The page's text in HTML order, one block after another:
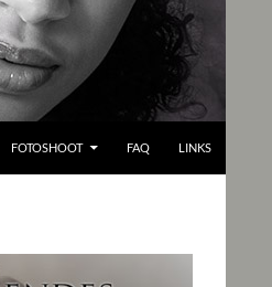
FOTOSHOOT FAQ LINKS